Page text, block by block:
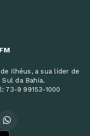
Ilhéus, a sua líder de
da Bahia.
73-9 99153-1000